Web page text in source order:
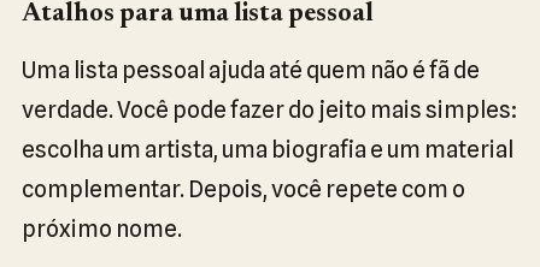
Atalhos para uma lista pessoal
Uma lista pessoal ajuda até quem não é fã de
verdade. Você pode fazer do jeito mais simples:
escolha um artista, uma biografia e um material
complementar. Depois, você repete com o
próximo nome.